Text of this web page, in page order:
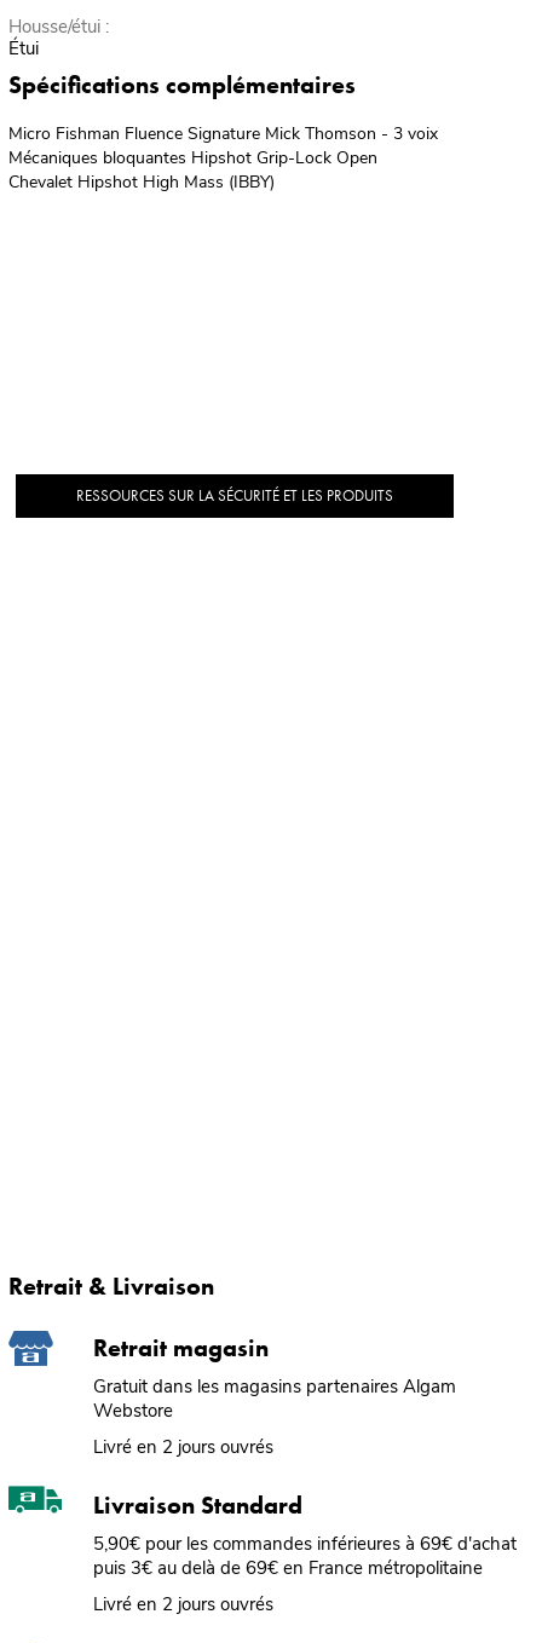
Housse/étui :
Étui
Spécifications complémentaires
Micro Fishman Fluence Signature Mick Thomson - 3 voix
Mécaniques bloquantes Hipshot Grip-Lock Open
Chevalet Hipshot High Mass (IBBY)
RESSOURCES SUR LA SÉCURITÉ ET LES PRODUITS
Retrait & Livraison
Retrait magasin
Gratuit dans les magasins partenaires Algam
Webstore
Livré en 2 jours ouvrés
Livraison Standard
5,90€ pour les commandes inférieures à 69€ d'achat
puis 3€ au delà de 69€ en France métropolitaine
Livré en 2 jours ouvrés